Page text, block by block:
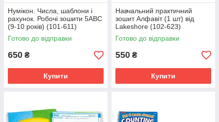
Нумікон. Числа, шаблони і
рахунок. Робочі зошити 5ABC
(9-10 років) (101-611)
Готово до відправки
650 ₴
Купити
Навчальний практичний
зошит Алфавіт (1 шт) від
Lakeshore (102-623)
Готово до відправки
550 ₴
Купити